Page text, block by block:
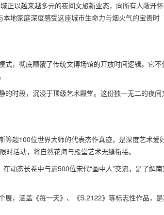
正以越来越多元的夜间文旅新业态，向所有人敞开怀
地家庭深度感受这座城市生命力与烟火气的宝贵时
，彻底颠覆了传统文博场馆的开放时间逻辑。它不
的时段，沉浸于顶级艺术殿堂。这份独一无二的夜间
等超100位世界大师的代表杰作真迹，是深度艺术爱
时活动，将自然花海与殿堂艺术无缝衔接。
动态长卷中与逾500位宋代“画中人”交流，是了解
展，涵盖《每一天》、《S.2122》等标志性作品，